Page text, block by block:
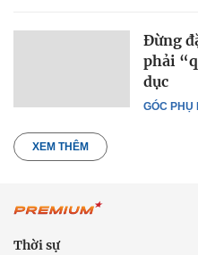
GÓC PHỤ
Đừng
phải
dục
XEM THÊM
Thời sự